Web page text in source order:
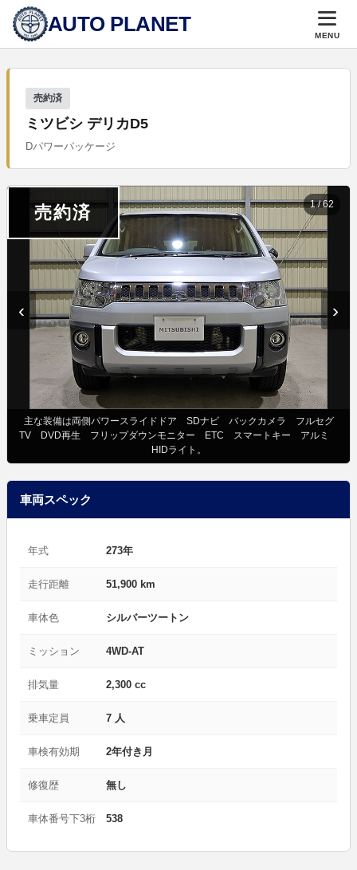
AUTO PLANET MENU
売約済
ミツビシ デリカD5
Dパワーパッケージ
売約済
主な装備は両側パワースライドドア SDナビ バックカメラ フルセグ
TV DVD再生 フリップダウンモニター ETC スマートキー アルミ
HIDライト。
‹ ›
1/62
車両スペック
年式 273年
走行距離 51,900 km
車体色 シルバーツートン
ミッション 4WD-AT
排気量 2,300 cc
乗車定員 7 人
車検有効期 2年付き月
修復歴 無し
車体番号下3桁 538